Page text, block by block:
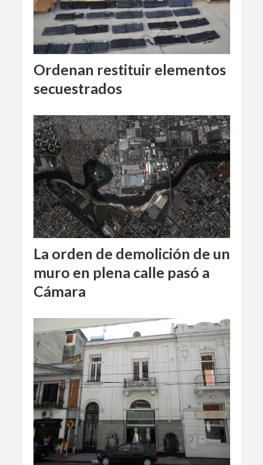
Ordenan restituir elementos
secuestrados
La orden de demolición de un
muro en plena calle pasó a
Cámara